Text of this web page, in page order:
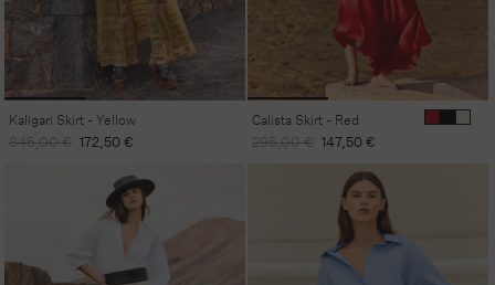
Kaligari Skirt - Yellow
Regular
345,00 € Sale
172,50 €
Calista Skirt - Red
Regular
295,00 € Sale
147,50 €